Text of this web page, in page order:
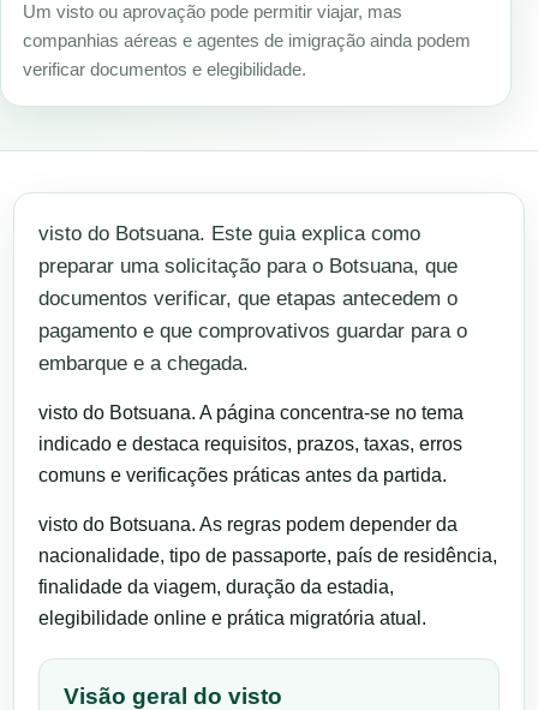
Um visto ou aprovação pode permitir viajar, mas
companhias aéreas e agentes de imigração ainda podem
verificar documentos e elegibilidade.
visto do Botsuana. Este guia explica como
preparar uma solicitação para o Botsuana, que
documentos verificar, que etapas antecedem o
pagamento e que comprovativos guardar para o
embarque e a chegada.
visto do Botsuana. A página concentra-se no tema
indicado e destaca requisitos, prazos, taxas, erros
comuns e verificações práticas antes da partida.
visto do Botsuana. As regras podem depender da
nacionalidade, tipo de passaporte, país de residência,
finalidade da viagem, duração da estadia,
elegibilidade online e prática migratória atual.
Visão geral do visto